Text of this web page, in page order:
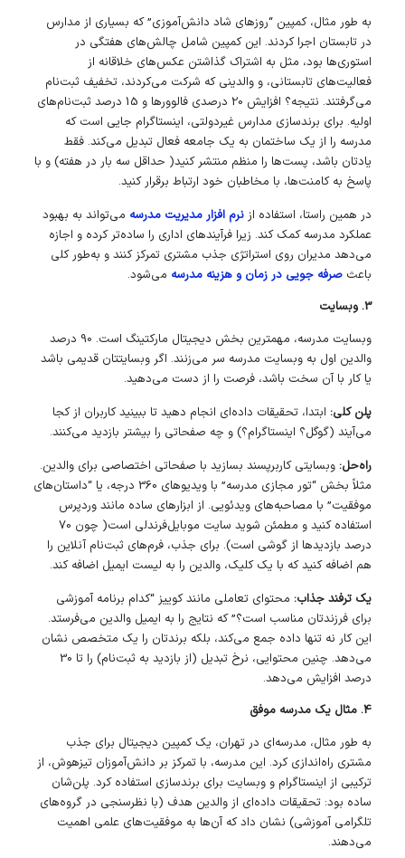
به طور مثال، کمپین “روزهای شاد دانش‌آموزی” که بسیاری از مدارس
در تابستان اجرا کردند. این کمپین شامل چالش‌های هفتگی در
استوری‌ها بود، مثل به اشتراک گذاشتن عکس‌های خلاقانه از
فعالیت‌های تابستانی، و والدینی که شرکت می‌کردند، تخفیف ثبت‌نام
می‌گرفتند. نتیجه؟ افزایش 20 درصدی فالوورها و 15 درصد ثبت‌نام‌های
اولیه. برای برندسازی مدارس غیردولتی، اینستاگرام جایی است که
مدرسه را از یک ساختمان به یک جامعه فعال تبدیل می‌کند. فقط
یادتان باشد، پست‌ها را منظم منتشر کنید( حداقل سه بار در هفته) و با
پاسخ به کامنت‌ها، با مخاطبان خود ارتباط برقرار کنید.
در همین راستا، استفاده از نرم‌ افزار مدیریت مدرسه می‌تواند به بهبود
عملکرد مدرسه کمک کند. زیرا فرآیندهای اداری را ساده‌تر کرده و اجازه
می‌دهد مدیران روی استراتژی جذب مشتری تمرکز کنند و به‌طور کلی
باعث صرفه جویی در زمان و هزینه مدرسه می‌شود.
3. وبسایت
وبسایت مدرسه، مهمترین بخش دیجیتال مارکتینگ است. 90 درصد
والدین اول به وبسایت مدرسه سر می‌زنند. اگر وبسایتتان قدیمی باشد
یا کار با آن سخت باشد، فرصت را از دست می‌دهید.
پلن کلی: ابتدا، تحقیقات داده‌ای انجام دهید تا ببینید کاربران از کجا
می‌آیند (گوگل؟ اینستاگرام؟) و چه صفحاتی را بیشتر بازدید می‌کنند.
راه‌حل: وبسایتی کاربرپسند بسازید با صفحاتی اختصاصی برای والدین.
مثلاً بخش “تور مجازی مدرسه” با ویدیوهای 360 درجه، یا “داستان‌های
موفقیت” با مصاحبه‌های ویدئویی. از ابزارهای ساده مانند وردپرس
استفاده کنید و مطمئن شوید سایت موبایل‌فرندلی است( چون 70
درصد بازدیدها از گوشی است). برای جذب، فرم‌های ثبت‌نام آنلاین را
هم اضافه کنید که با یک کلیک، والدین را به لیست ایمیل اضافه کند.
یک ترفند جذاب: محتوای تعاملی مانند کوییز “کدام برنامه آموزشی
برای فرزندتان مناسب است؟” که نتایج را به ایمیل والدین می‌فرستد.
این کار نه تنها داده جمع می‌کند، بلکه برندتان را یک متخصص نشان
می‌دهد. چنین محتوایی، نرخ تبدیل (از بازدید به ثبت‌نام) را تا 30
درصد افزایش می‌دهد.
4. مثال یک مدرسه موفق
به طور مثال، مدرسه‌ای در تهران، یک کمپین دیجیتال برای جذب
مشتری راه‌اندازی کرد. این مدرسه، با تمرکز بر دانش‌آموزان تیزهوش، از
ترکیبی از اینستاگرام و وبسایت برای برندسازی استفاده کرد. پلن‌شان
ساده بود: تحقیقات داده‌ای از والدین هدف (با نظرسنجی در گروه‌های
تلگرامی آموزشی) نشان داد که آن‌ها به موفقیت‌های علمی اهمیت
می‌دهند.